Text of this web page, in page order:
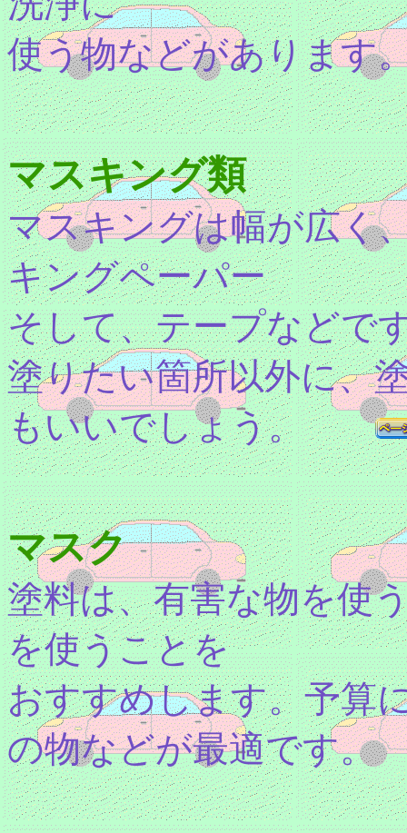
使う物などがあります
マスキング類
マスキングは幅が広く
キングペーパー
そして、テープなどで
塗りたい箇所以外に、
もいいでしょう。
マスク
塗料は、有害な物を使
を使うことを
おすすめします。予算
の物などが最適です。